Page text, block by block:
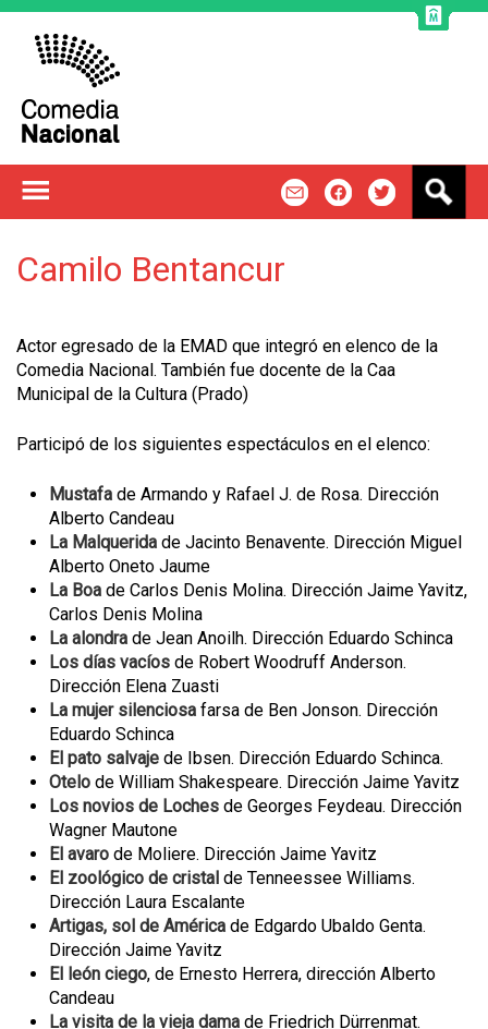
Camilo Bentancur
Actor egresado de la EMAD que integró en elenco de la
Comedia Nacional. También fue docente de la Caa
Municipal de la Cultura (Prado)
Participó de los siguientes espectáculos en el elenco:
Mustafa de Armando y Rafael J. de Rosa. Dirección
Alberto Candeau
La Malquerida de Jacinto Benavente. Dirección Miguel
Alberto Oneto Jaume
La Boa de Carlos Denis Molina. Dirección Jaime Yavitz,
Carlos Denis Molina
La alondra de Jean Anoilh. Dirección Eduardo Schinca
Los días vacíos de Robert Woodruff Anderson.
Dirección Elena Zuasti
La mujer silenciosa farsa de Ben Jonson. Dirección
Eduardo Schinca
El pato salvaje de Ibsen. Dirección Eduardo Schinca.
Otelo de William Shakespeare. Dirección Jaime Yavitz
Los novios de Loches de Georges Feydeau. Dirección
Wagner Mautone
El avaro de Moliere. Dirección Jaime Yavitz
El zoológico de cristal de Tenneessee Williams.
Dirección Laura Escalante
Artigas, sol de América de Edgardo Ubaldo Genta.
Dirección Jaime Yavitz
El león ciego, de Ernesto Herrera, dirección Alberto
Candeau
La visita de la vieja dama de Friedrich Dürrenmat.
s